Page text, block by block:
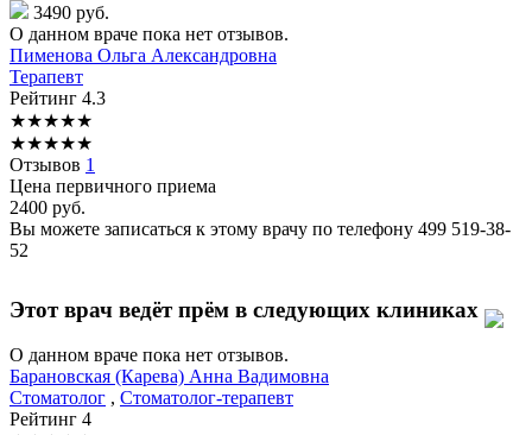
3490 руб.
О данном враче пока нет отзывов.
Пименова Ольга Александровна
Терапевт
Рейтинг 4.3
★★★★★
★★★★★
Отзывов 1
Цена первичного приема
2400 руб.
Вы можете записаться к этому врачу по телефону 499 519-38-
52
Этот врач ведёт прём в следующих клиниках
О данном враче пока нет отзывов.
Барановская (Карева) Анна Вадимовна
Стоматолог , Стоматолог-терапевт
Рейтинг 4